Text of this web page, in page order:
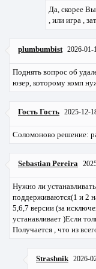
Да, скорее Вы
, или игра ,
plumbumbist 2026-01-
Поднять вопрос об
юзер, которому комп
Гость Гость 2025-12-
Соломоново решение:
Sebastian Pereira
Нужно ли
поддерживаются(1 и 2
5,6,7 версии (за
устанавливает )Если
Получается , что из
Strashnik 2026-